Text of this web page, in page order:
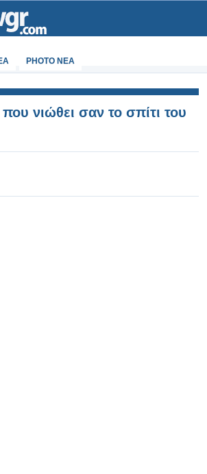
PHOTO NEA
νιώθει σαν το σπίτι του